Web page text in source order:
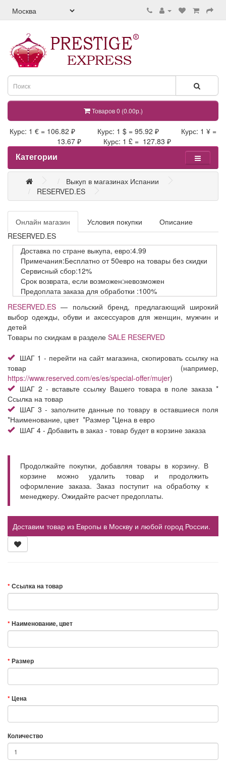
Товаров 0 (0.00р.)
Курс: 1 € = 106.82 ₽ Курс: 1 $ = 95.92 ₽ Курс: 1 ¥ =
13.67 ₽ Курс: 1 £ = 127.83 ₽
Категории
Выкуп в магазинах Испании
RESERVED.ES
Онлайн магазин Условия покупки
Описание
RESERVED.ES
Доставка по стране выкупа, евро:4.99
Примечания:Бесплатно от 50евро на товары без скидки
Сервисный сбор:12%
Срок возврата, если возможен:невозможен
Предоплата заказа для обработки :100%
RESERVED.ES — польский бренд, предлагающий широкий
выбор одежды, обуви и аксессуаров для женщин, мужчин и
детей
Товары по скидкам в разделе SALE RESERVED
ШАГ 1 - перейти на сайт магазина, скопировать ссылку на
товар (например,
https://www.reserved.com/es/es/special-offer/mujer)
ШАГ 2 - вставьте ссылку Вашего товара в поле заказа *
Ссылка на товар
ШАГ 3 - заполните данные по товару в оставшиеся поля
*Наименование, цвет *Размер *Цена в евро
ШАГ 4 - Добавить в заказ - товар будет в корзине заказа
Продолжайте покупки, добавляя товары в корзину. В
корзине можно удалить товар и продолжить
оформление заказа. Заказ поступит на обработку к
менеджеру. Ожидайте расчет предоплаты.
Доставим товар из Европы в Москву и любой город России.
Ссылка на товар
Наименование, цвет
Размер
Цена
Количество